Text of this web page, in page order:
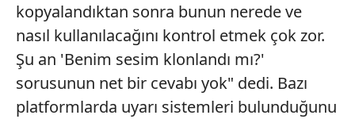
kopyalandıktan sonra bunun nerede ve
nasıl kullanılacağını kontrol etmek çok zor.
Şu an 'Benim sesim klonlandı mı?'
sorusunun net bir cevabı yok" dedi. Bazı
platformlarda uyarı sistemleri bulunduğunu